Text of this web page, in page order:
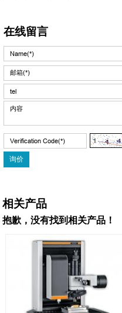
在线留言
相关产品
抱歉，没有找到相关产品！